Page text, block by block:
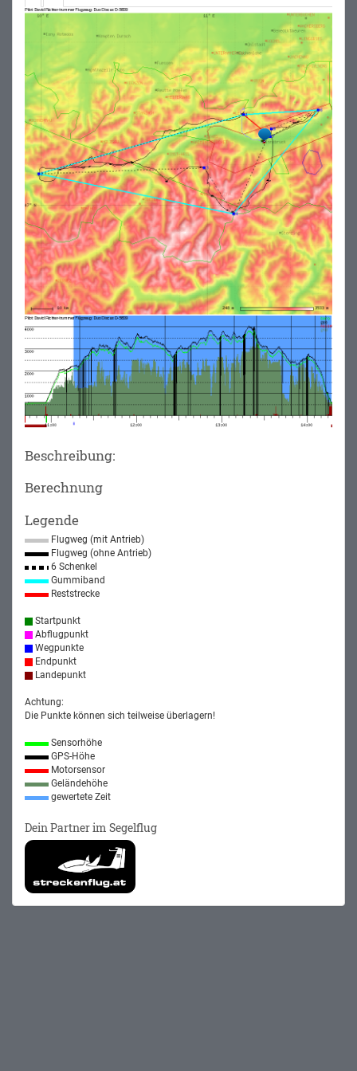
Beschreibung:
Berechnung
Legende
Flugweg (mit Antrieb)
Flugweg (ohne Antrieb)
6 Schenkel
Gummiband
Reststrecke
Startpunkt
Abflugpunkt
Wegpunkte
Endpunkt
Landepunkt
Achtung:
Die Punkte können sich teilweise überlagern!
Sensorhöhe
GPS-Höhe
Motorsensor
Geländehöhe
gewertete Zeit
Dein Partner im Segelflug